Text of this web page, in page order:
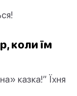
коли їм
казка!” Їхня